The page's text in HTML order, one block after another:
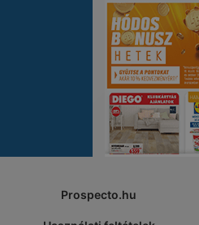
Prospecto.hu